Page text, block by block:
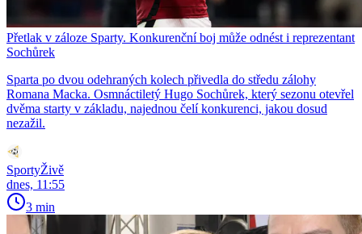
Přetlak v záloze Sparty. Konkurenční boj může odnést i reprezentant
Sochůrek
Sparta po dvou odehraných kolech přivedla do středu zálohy
Romana Macka. Osmnáctiletý Hugo Sochůrek, který sezonu otevřel
dvěma starty v základu, najednou čelí konkurenci, jakou dosud
nezažil.
SportyŽivě
dnes, 11:55
3 min